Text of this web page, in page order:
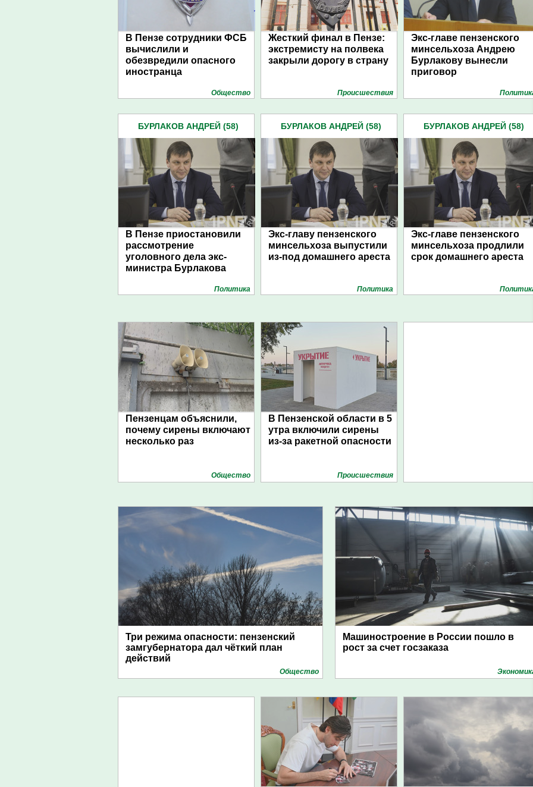
В Пензе сотрудники ФСБ
вычислили и
обезвредили опасного
иностранца
Общество
Жесткий финал в Пензе:
экстремисту на полвека
закрыли дорогу в страну
Проиcшествия
Экс-главе пензенского
минсельхоза Андрею
Бурлакову вынесли
приговор
БУРЛАКОВ АНДРЕЙ (58)
В Пензе приостановили
рассмотрение
уголовного дела экс-
министра Бурлакова
Политика
БУРЛАКОВ АНДРЕЙ (58)
Экс-главу пензенского
минсельхоза выпустили
из-под домашнего ареста
Политика
БУРЛАКОВ АНДРЕЙ (58)
Экс-главе пензенского
минсельхоза продлили
срок домашнего ареста
Пензенцам объяснили,
почему сирены включают
несколько раз
Общество
В Пензенской области в 5
утра включили сирены
из-за ракетной опасности
Проиcшествия
Три режима опасности: пензенский
замгубернатора дал чёткий план
действий
Общество
Машиностроение в России пошло в
рост за счет госзаказа